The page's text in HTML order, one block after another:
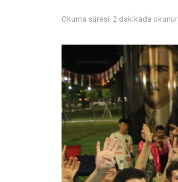
Okuma süresi: 2 dakikada okunur